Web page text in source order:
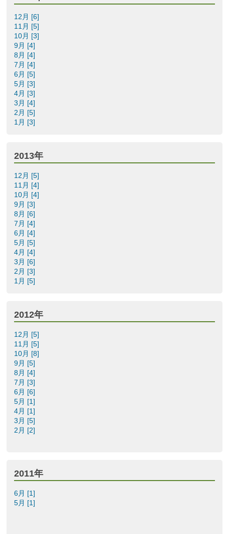
12月 [6]
11月 [5]
10月 [3]
9月 [4]
8月 [4]
7月 [4]
6月 [5]
5月 [3]
4月 [3]
3月 [4]
2月 [5]
1月 [3]
2013年
12月 [5]
11月 [4]
10月 [4]
9月 [3]
8月 [6]
7月 [4]
6月 [4]
5月 [5]
4月 [4]
3月 [6]
2月 [3]
1月 [5]
2012年
12月 [5]
11月 [5]
10月 [8]
9月 [5]
8月 [4]
7月 [3]
6月 [6]
5月 [1]
4月 [1]
3月 [5]
2月 [2]
2011年
6月 [1]
5月 [1]